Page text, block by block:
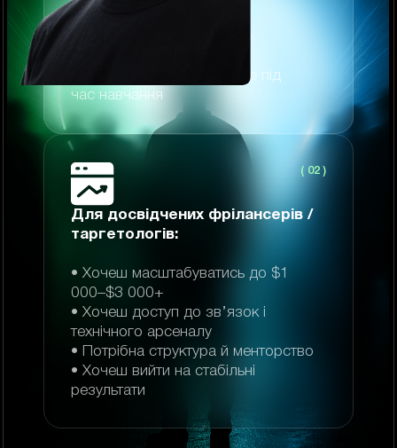
• Боїшся “злити” бюджет
• Хочеш супровід, щоб не
• Потрібні перші гроші вже під
час навчання
( 02 )
Для досвідчених фрілансерів /
таргетологів:
• Хочеш масштабуватись до $1
000–$3 000+
• Хочеш доступ до зв’язок і
технічного арсеналу
• Потрібна структура й менторство
• Хочеш вийти на стабільні
результати